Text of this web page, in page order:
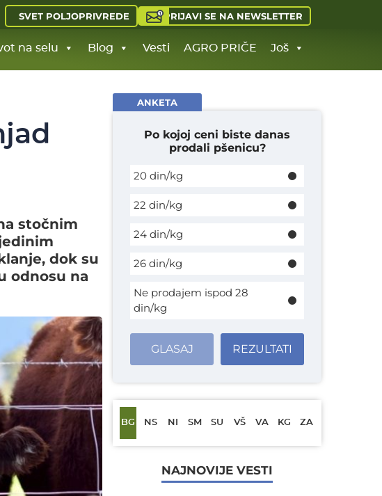
SVET POLJOPRIVREDE PRIJAVI SE NA NEWSLETTER
na selu Blog Vesti AGRO PRIČE Još
stočnim
dok su
odnosu na
ANKETA
Po kojoj ceni biste danas
prodali pšenicu?
20 din/kg
22 din/kg
24 din/kg
26 din/kg
Ne prodajem ispod 28
din/kg
GLASAJ REZULTATI
BG NS NI SM SU VŠ VA KG ZA
NAJNOVIJE VESTI